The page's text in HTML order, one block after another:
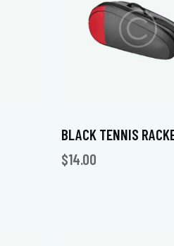
BLACK TENNIS
$14.00